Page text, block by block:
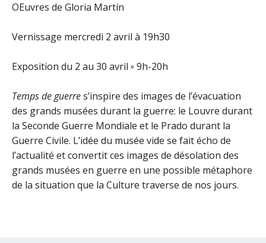
OEuvres de Gloria Martín
Vernissage mercredi 2 avril à 19h30
Exposition du 2 au 30 avril ▫ 9h-20h
Temps de guerres’inspire des images de l’évacuation
des grands musées durant la guerre: le Louvre durant
la Seconde Guerre Mondiale et le Prado durant la
Guerre Civile. L’idée du musée vide se fait écho de
l’actualité et convertit ces images de désolation des
grands musées en guerre en une possible métaphore
de la situation que la Culture traverse de nos jours.